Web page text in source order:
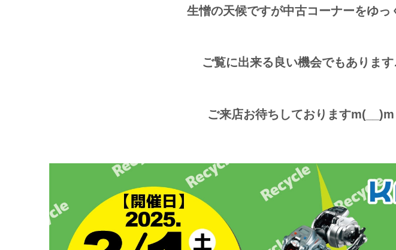
生憎の天候ですが中古コーナーをゆっ
ご覧に出来る良い機会でもあります
ご来店お待ちしておりますm(__)m